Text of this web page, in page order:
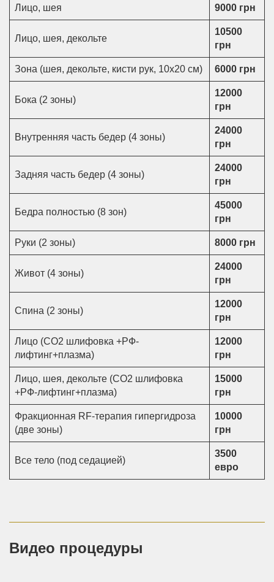
Лицо, шея 9000 грн
Лицо, шея, декольте
10500
грн
Зона (шея, декольте, кисти рук, 10х20 см) 6000 грн
Бока (2 зоны)
12000
грн
Внутренняя часть бедер (4 зоны)
24000
грн
Задняя часть бедер (4 зоны)
24000
грн
Бедра полностью (8 зон)
45000
грн
Руки (2 зоны) 8000 грн
Живот (4 зоны)
24000
грн
Спина (2 зоны)
12000
грн
Лицо (CO2 шлифовка +РФ-
лифтинг+плазма)
12000
грн
Лицо, шея, декольте (CO2 шлифовка
+РФ-лифтинг+плазма)
15000
грн
Фракционная RF-терапия гипергидроза
(две зоны)
10000
грн
Все тело (под седацией)
3500
евро
Видео процедуры